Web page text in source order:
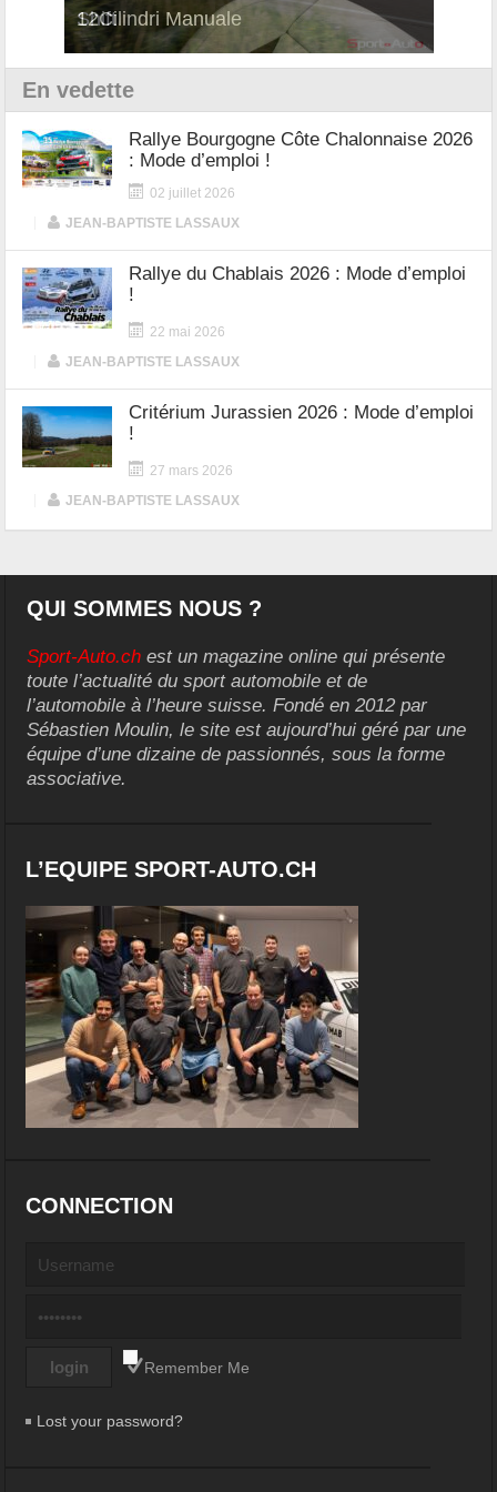
Shift
En vedette
Rallye Bourgogne Côte Chalonnaise 2026
: Mode d’emploi !
02 juillet 2026
JEAN-BAPTISTE LASSAUX
Rallye du Chablais 2026 : Mode d’emploi
!
22 mai 2026
JEAN-BAPTISTE LASSAUX
Critérium Jurassien 2026 : Mode d’emploi
!
27 mars 2026
JEAN-BAPTISTE LASSAUX
QUI SOMMES NOUS ?
Sport-Auto.ch est un magazine online qui présente
toute l’actualité du sport automobile et de
l’automobile à l’heure suisse. Fondé en 2012 par
Sébastien Moulin, le site est aujourd’hui géré par une
équipe d’une dizaine de passionnés, sous la forme
associative.
L’EQUIPE SPORT-AUTO.CH
CONNECTION
Remember Me
Lost your password?